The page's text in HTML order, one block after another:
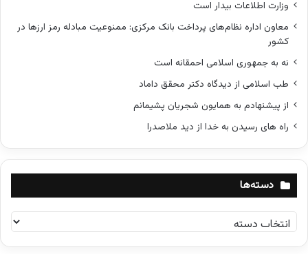
وزارت اطلاعات بیدار است
معاون اداره نظام‌های پرداخت بانک مرکزی: ممنوعیت مبادله رمز ارزها در
کشور
نه به جمهوری اسلامی احمقانه است
طب اسلامی از دیدگاه دکتر محقق داماد
از پیشنهادم به همایون شجریان پشیمانم
راه های رسیدن به خدا از دید ملاصدرا
دسته‌ها
د
س
ت